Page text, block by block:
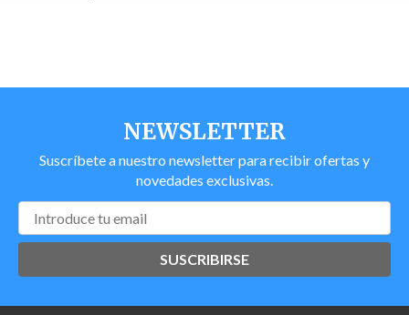
NEWSLETTER
Suscríbete a nuestro newsletter para recibir ofertas y
novedades exclusivas.
SUSCRIBIRSE